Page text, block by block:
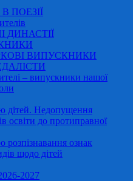
ПОЕЗІЇ
ДИНАСТІЇ
ВИПУСКНИКИ
– випускники нашої
дітей. Недопущення
освіти до протиправної
розпізнавання ознак
щодо дітей
2027